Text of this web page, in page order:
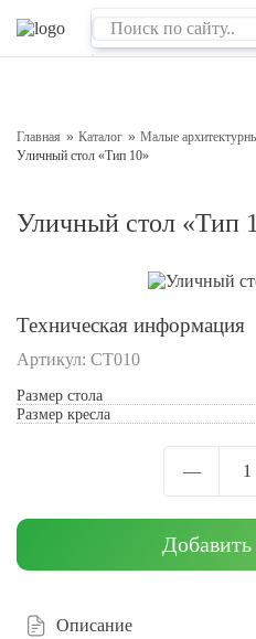
Главная Каталог Малые
Уличный стол «Тип 10»
Уличный стол «Тип
Техническая информация
Артикул: СТ010
Размер стола
Размер кресла
— 1
Добавить
Описание
Оставьте заявку
Подтверждаю свое
персональных данных